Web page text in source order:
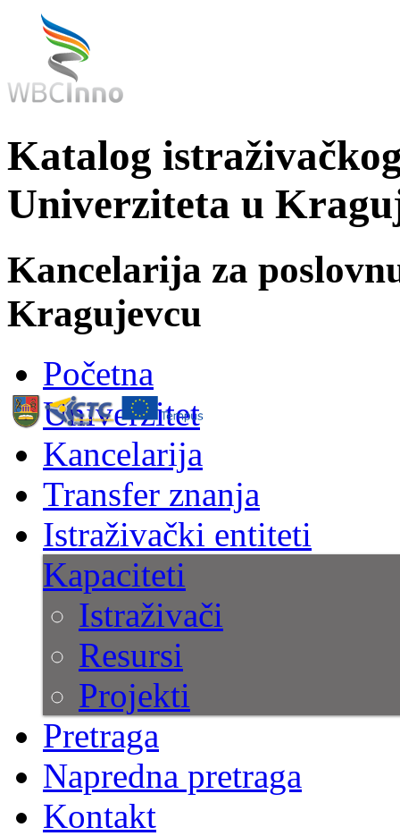
Katalog
Univerziteta u
Kancelarija za
Kragujevcu
Početna
Univerzitet
Kancelarija
Transfer znanja
Istraživački entiteti
Kapaciteti
Istraživači
Resursi
Projekti
Pretraga
Napredna pretraga
Kontakt